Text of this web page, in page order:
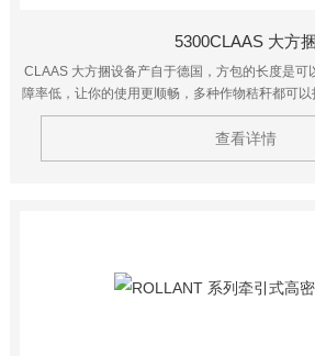
5300CLAAS 大方捆
CLAAS 大方捆设备产自于德国，方包的长度是可
障率低，让你的使用更顺畅，多种作物秸秆都可以
设备自身没有动力，需要250马力及以上
查看详情